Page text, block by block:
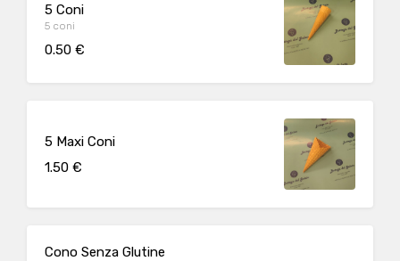
5 Coni
5 coni
0.50 €
5 Maxi Coni
1.50 €
Cono Senza Glutine